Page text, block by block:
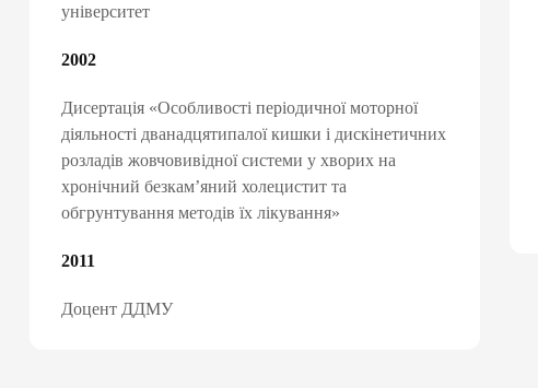
університет
2002
Дисертація «Особливості періодичної моторної
діяльності дванадцятипалої кишки і дискінетичних
розладів жовчовивідної системи у хворих на
хронічний безкам’яний холецистит та
обгрунтування методів їх лікування»
2011
Доцент ДДМУ
ПІДПИСАТИ